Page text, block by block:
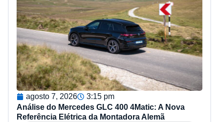
agosto 7, 2026
3:15 pm
Análise do Mercedes GLC 400 4Matic: A Nova
Referência Elétrica da Montadora Alemã